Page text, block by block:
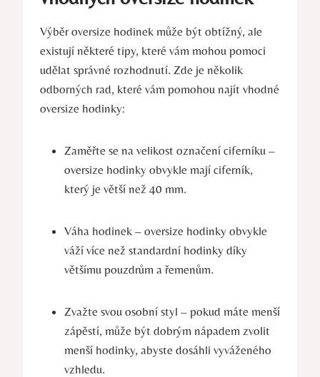
Výběr oversize hodinek může být obtížný, ale
existují některé tipy, které vám mohou pomoci
udělat správné rozhodnutí. Zde je několik
odborných rad, které vám pomohou najít vhodné
oversize hodinky:
Zaměřte se na velikost označení ciferníku –
oversize hodinky obvykle mají ciferník,
který je větší než 40 mm.
Váha hodinek – oversize hodinky obvykle
váží více než standardní hodinky díky
většímu pouzdrům a řemenům.
Zvažte svou osobní styl – pokud máte menší
zápěstí, může být dobrým nápadem zvolit
menší hodinky, abyste dosáhli vyváženého
vzhledu.